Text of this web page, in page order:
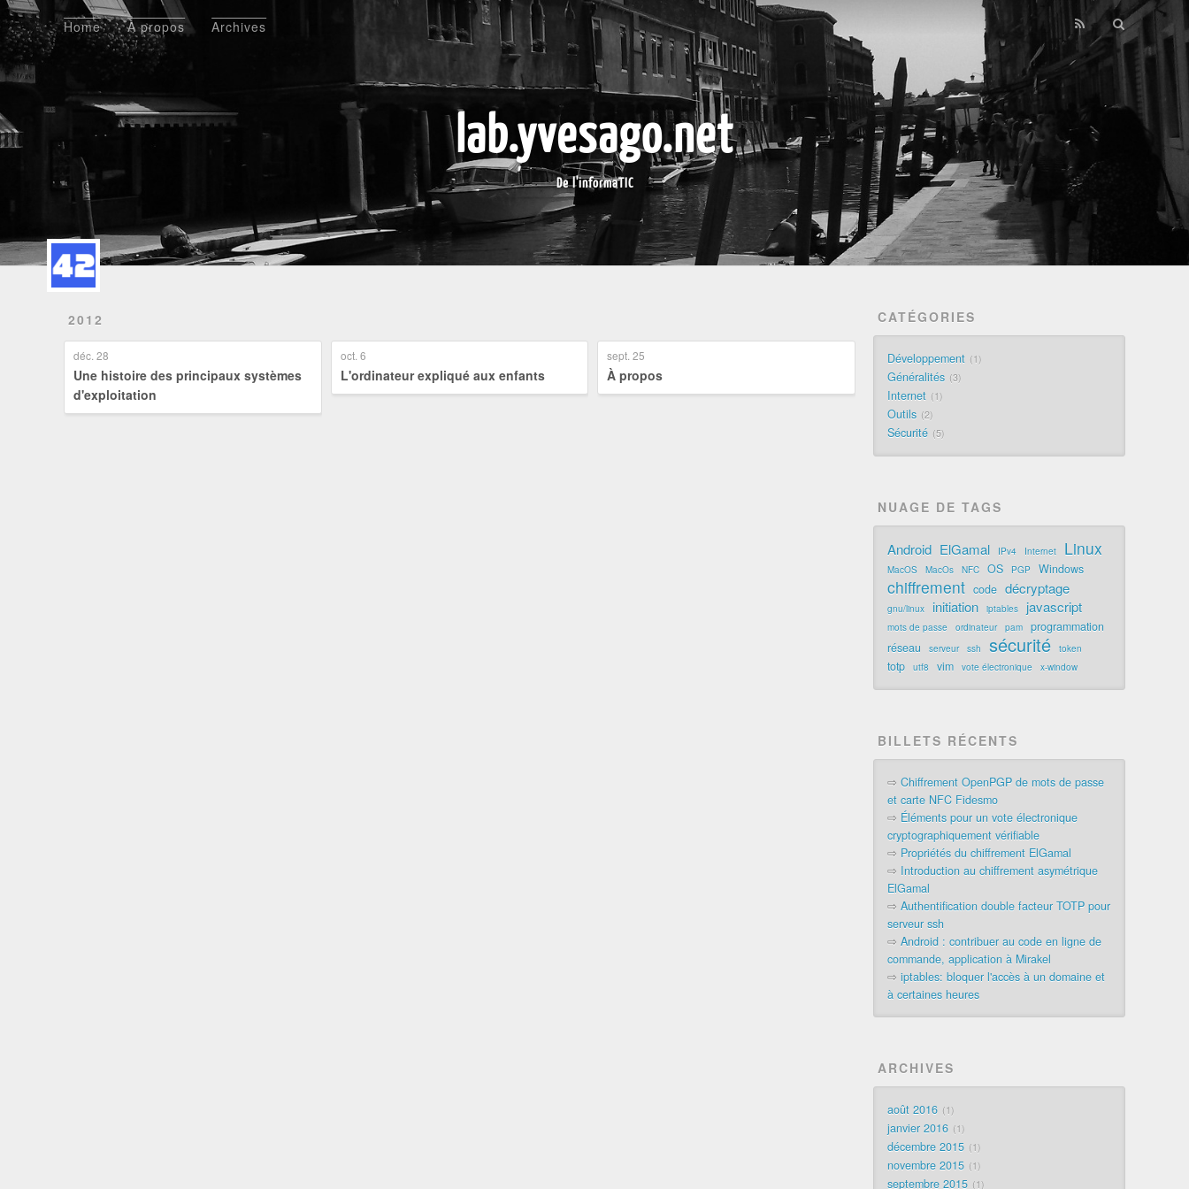
lab.yvesago.net
De l'informaTIC
Home À propos Archives
2012
déc. 28
Une histoire des principaux systèmes
d'exploitation
oct. 6
L'ordinateur expliqué aux enfants
sept. 25
À propos
CATÉGORIES
Développement 1
Généralités 3
Internet 1
Outils 2
Sécurité 5
NUAGE DE TAGS
Android ElGamal IPv4 Internet Linux
MacOS MacOs NFC OS PGP Windows
chiffrement code décryptage
gnu/linux initiation iptables javascript
mots de passe ordinateur pam
programmation
réseau
serveur ssh sécurité token
totp utf8 vim vote électronique x-window
BILLETS RÉCENTS
⇨Chiffrement OpenPGP de mots de passe
et carte NFC Fidesmo
⇨ Éléments pour un vote électronique
cryptographiquement vérifiable
⇨ Propriétés du chiffrement ElGamal
⇨ Introduction au chiffrement asymétrique
ElGamal
⇨Authentification double facteur TOTP pour
serveur ssh
⇨Android : contribuer au code en ligne de
commande, application à Mirakel
⇨iptables: bloquer l'accès à un domaine et
à certaines heures
ARCHIVES
août 2016 1
janvier 2016 1
décembre 2015 1
novembre 2015 1
septembre 2015 1
Home À propos Archives